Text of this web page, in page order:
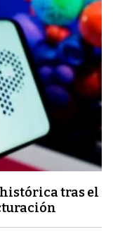
tras el